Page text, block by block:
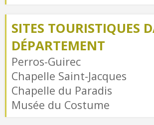
SITES TOURISTIQUES
DÉPARTEMENT
Perros-Guirec
Chapelle Saint-Jacques
Chapelle du Paradis
Musée du Costume